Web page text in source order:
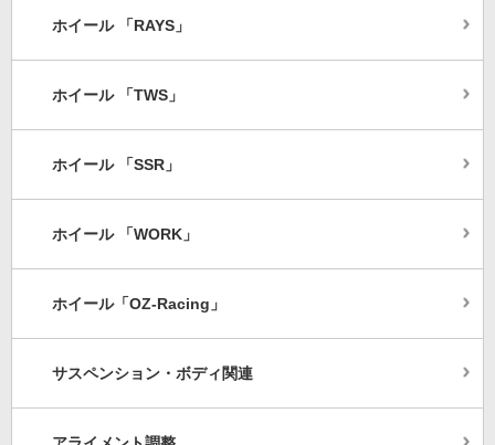
ホイール 「RAYS」
ホイール 「TWS」
ホイール 「SSR」
ホイール 「WORK」
ホイール「OZ-Racing」
サスペンション・ボディ関連